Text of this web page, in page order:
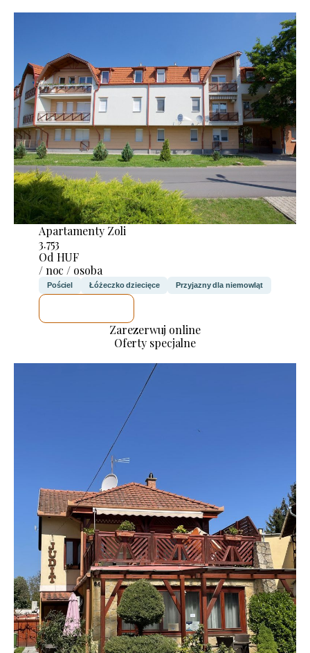
Apartamenty Zoli
3.753
Od HUF
/ noc / osoba
Pościel Łóżeczko dziecięce Przyjazny dla niemowląt
Zarezerwuj online
Oferty specjalne